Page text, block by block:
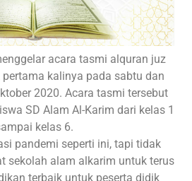
acara tasmi alquran juz
kalinya pada sabtu dan
2020. Acara tasmi tersebut
SD Alam Al-Karim dari kelas 1
kelas 6.
pandemi seperti ini, tapi tidak
sekolah alam alkarim untuk terus
terbaik untuk peserta didik